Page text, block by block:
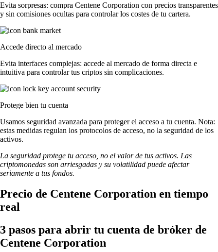
Evita sorpresas: compra Centene Corporation con precios transparentes
y sin comisiones ocultas para controlar los costes de tu cartera.
Accede directo al mercado
Evita interfaces complejas: accede al mercado de forma directa e
intuitiva para controlar tus criptos sin complicaciones.
Protege bien tu cuenta
Usamos seguridad avanzada para proteger el acceso a tu cuenta. Nota:
estas medidas regulan los protocolos de acceso, no la seguridad de los
activos.
La seguridad protege tu acceso, no el valor de tus activos. Las
criptomonedas son arriesgadas y su volatilidad puede afectar
seriamente a tus fondos.
Precio de Centene Corporation en tiempo
real
3 pasos para abrir tu cuenta de bróker de
Centene Corporation